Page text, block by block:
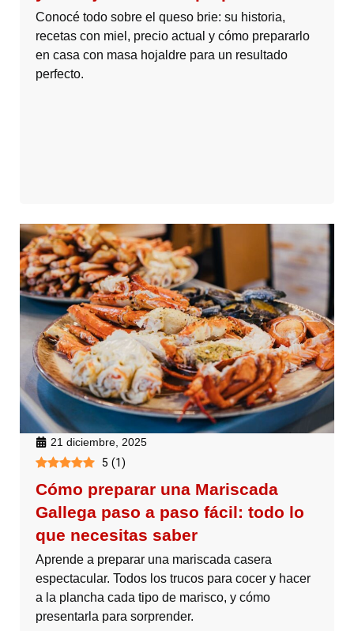
Conocé todo sobre el queso brie: su historia,
recetas con miel, precio actual y cómo prepararlo
en casa con masa hojaldre para un resultado
perfecto.
21 diciembre, 2025
5 (1)
Cómo preparar una Mariscada
Gallega paso a paso fácil: todo lo
que necesitas saber
Aprende a preparar una mariscada casera
espectacular. Todos los trucos para cocer y hacer
a la plancha cada tipo de marisco, y cómo
presentarla para sorprender.